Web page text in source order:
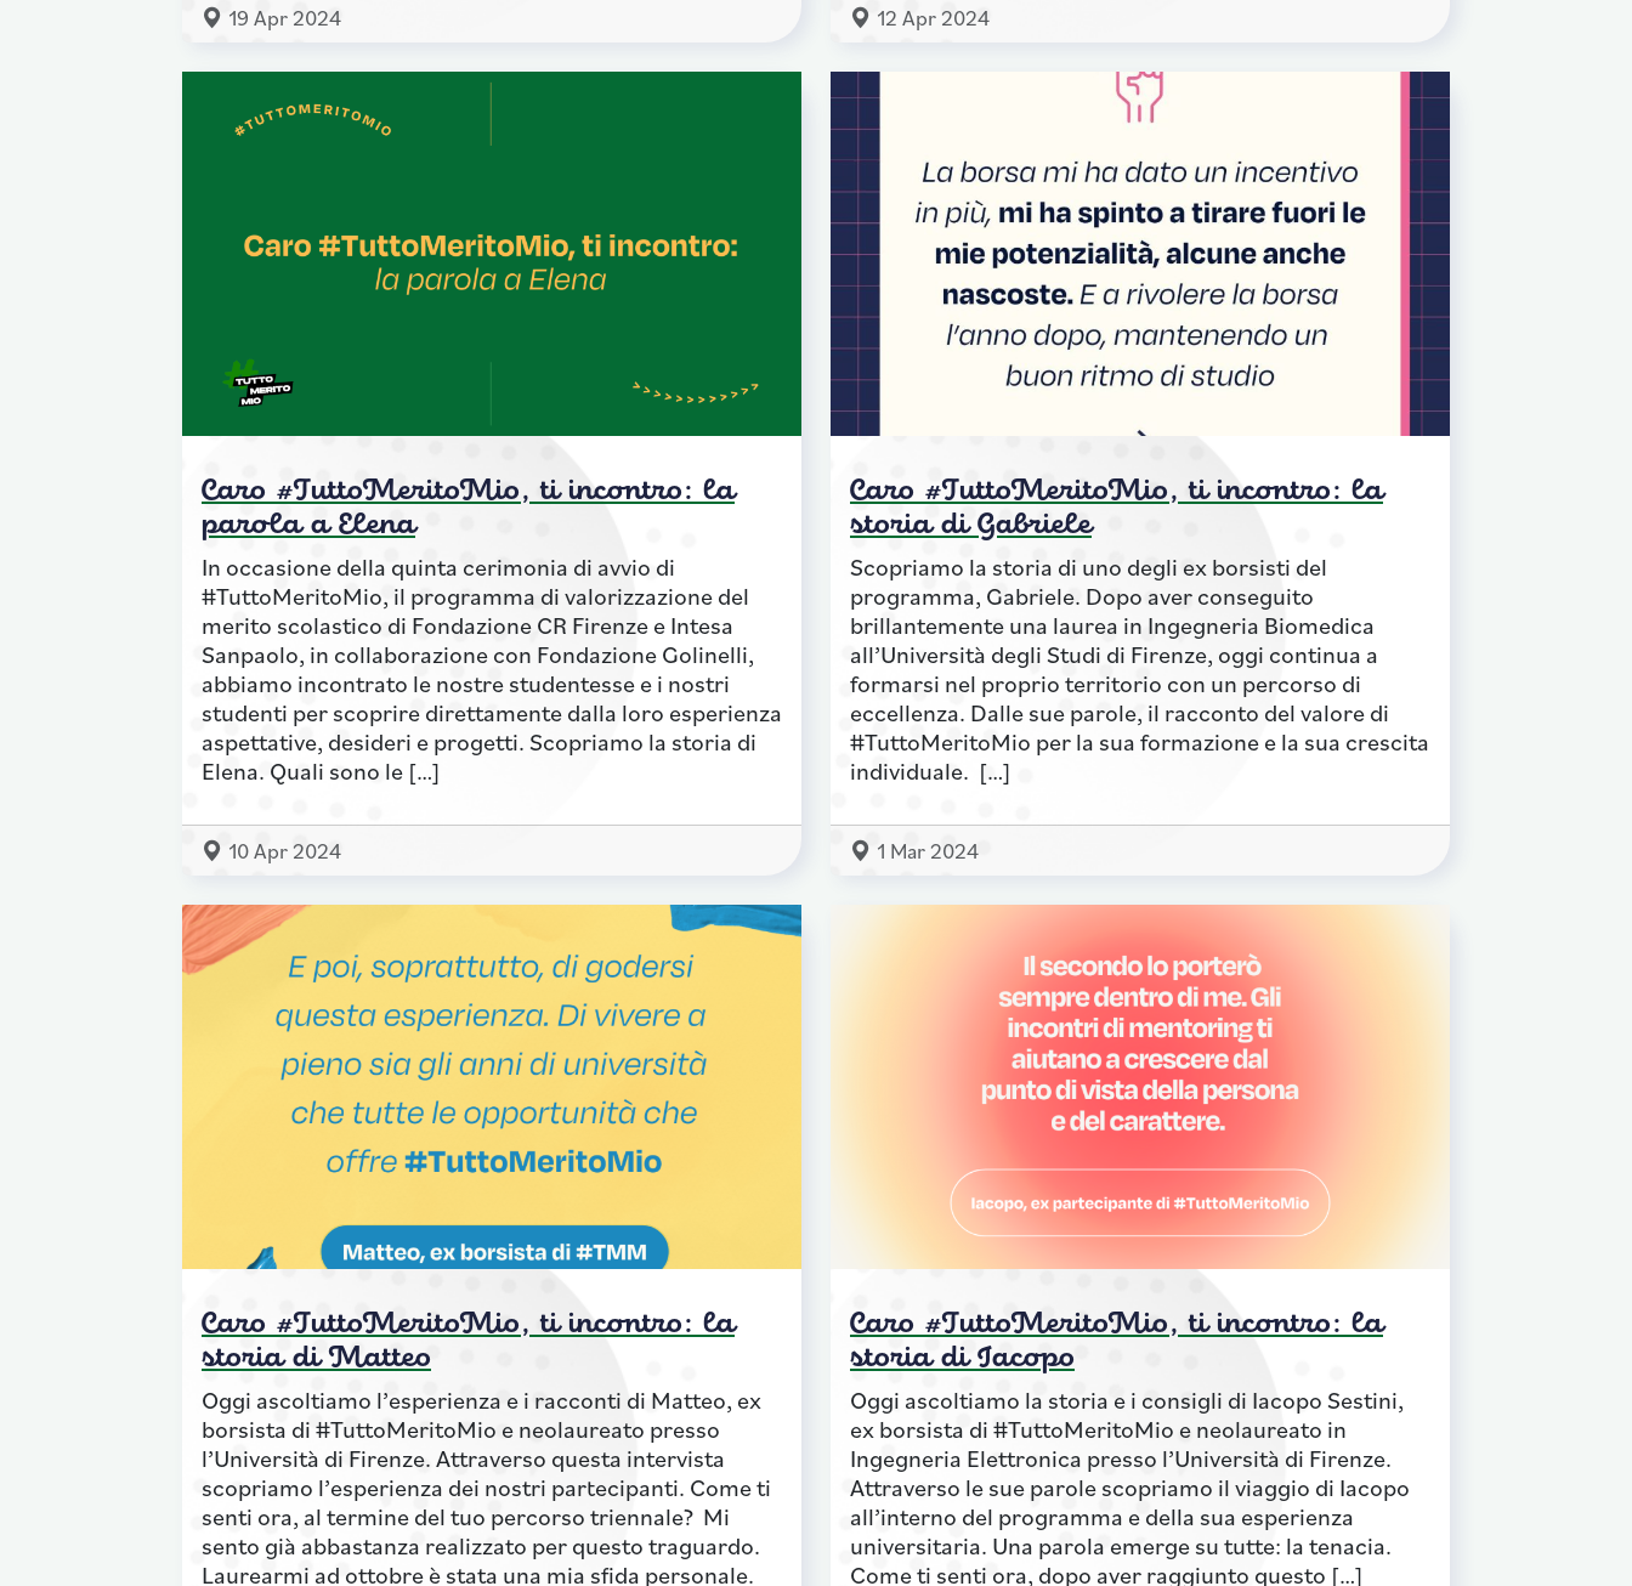
19 Apr 2024 12 Apr 2024
Caro #TuttoMeritoMio, ti incontro: la
parola a Elena
In occasione della quinta cerimonia di avvio di
#TuttoMeritoMio, il programma di valorizzazione del
merito scolastico di Fondazione CR Firenze e Intesa
Sanpaolo, in collaborazione con Fondazione Golinelli,
abbiamo incontrato le nostre studentesse e i nostri
studenti per scoprire direttamente dalla loro esperienza
aspettative, desideri e progetti. Scopriamo la storia di
Elena. Quali sono le […]
10 Apr 2024
Caro #TuttoMeritoMio, ti incontro: la
storia di Gabriele
Scopriamo la storia di uno degli ex borsisti del
programma, Gabriele. Dopo aver conseguito
brillantemente una laurea in Ingegneria Biomedica
all’Università degli Studi di Firenze, oggi continua a
formarsi nel proprio territorio con un percorso di
eccellenza. Dalle sue parole, il racconto del valore di
#TuttoMeritoMio per la sua formazione e la sua crescita
individuale. […]
1 Mar 2024
Caro #TuttoMeritoMio, ti incontro: la
storia di Matteo
Oggi ascoltiamo l’esperienza e i racconti di Matteo, ex
borsista di #TuttoMeritoMio e neolaureato presso
l’Università di Firenze. Attraverso questa intervista
scopriamo l’esperienza dei nostri partecipanti. Come ti
senti ora, al termine del tuo percorso triennale? Mi
sento già abbastanza realizzato per questo traguardo.
Laurearmi ad ottobre è stata una mia sfida personale.
Caro #TuttoMeritoMio, ti incontro: la
storia di Iacopo
Oggi ascoltiamo la storia e i consigli di Iacopo Sestini,
ex borsista di #TuttoMeritoMio e neolaureato in
Ingegneria Elettronica presso l’Università di Firenze.
Attraverso le sue parole scopriamo il viaggio di Iacopo
all’interno del programma e della sua esperienza
universitaria. Una parola emerge su tutte: la tenacia.
Come ti senti ora, dopo aver raggiunto questo […]